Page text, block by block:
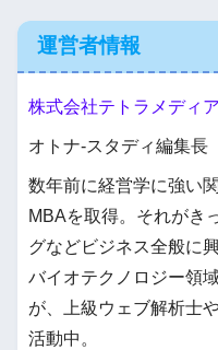
運営者情報
株式会社テトラメディア
オトナ-スタディ編集長
数年前に経営学に強い
MBAを取得。それがき
グなどビジネス全般に
バイオテクノロジー領
が、上級ウェブ解析士
活動中。